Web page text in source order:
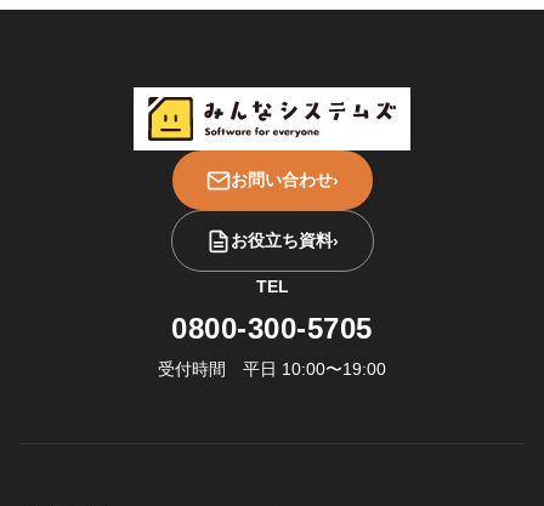
お問い合わせ›
お役立ち資料›
TEL
0800-300-5705
受付時間 平日 10:00〜19:00